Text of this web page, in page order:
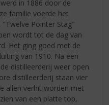
in 1886 door de
familie voerde het
Pointer Stag"
wordt tot de dag van
Het ging goed met de
van 1910. Na een
distilleerderij weer open.
distilleerderij staan vier
allen verhit worden met
van een platte top,